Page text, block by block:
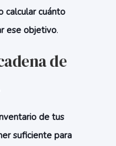
calcular cuánto
ese objetivo.
de
de tus
suficiente para